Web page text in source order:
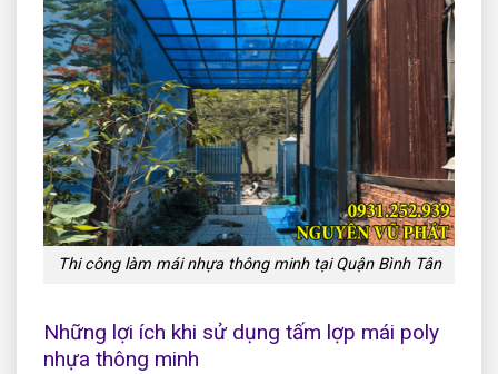
Thi công làm mái nhựa thông minh tại Quận Bình Tân
Những lợi ích khi sử dụng tấm lợp mái poly
nhựa thông minh